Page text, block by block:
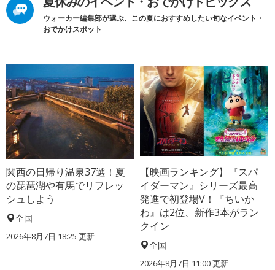
ウォーカー編集部が選ぶ、この夏におすすめしたい旬なイベント・
おでかけスポット
関西の日帰り温泉37選！夏
の琵琶湖や有馬でリフレッ
シュしよう
全国
2026年8月7日 18:25 更新
【映画ランキング】『スパ
イダーマン』シリーズ最高
発進で初登場V！『ちいか
わ』は2位、新作3本がラン
クイン
全国
2026年8月7日 11:00更新